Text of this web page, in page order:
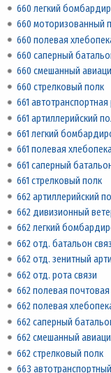
660 легкий
660 моторизованный
660 полевая
660 саперный
660 смешанный
660 стрелковый полк
661 автотранспортная
661 артиллерийский
661 легкий
661 полевая
661 саперный
661 стрелковый полк
662 артиллерийский
662 дивизионный
662 легкий
662 отд. батальон
662 отд. зенитный
662 отд. рота связи
662 полевая почтовая
662 полевая
662 саперный
662 смешанный
662 стрелковый полк
663